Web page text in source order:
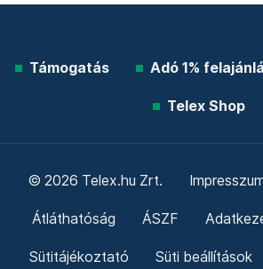
Támogatás Adó 1%
Telex Shop
© 2026 Telex.hu Zrt.
Átláthatóság ÁSZF
Sütitájékoztató Süti beállítások